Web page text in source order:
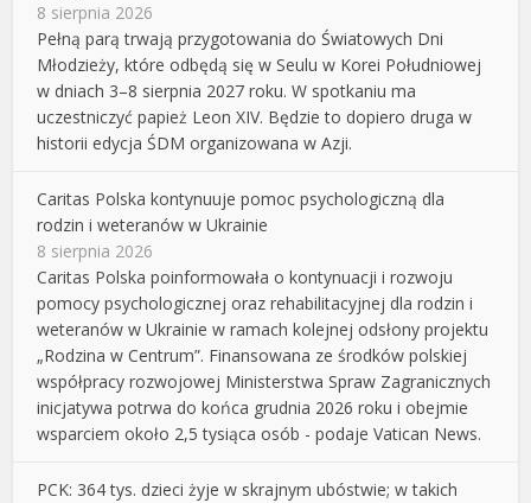
8 sierpnia 2026
Pełną parą trwają przygotowania do Światowych Dni
Młodzieży, które odbędą się w Seulu w Korei Południowej
w dniach 3–8 sierpnia 2027 roku. W spotkaniu ma
uczestniczyć papież Leon XIV. Będzie to dopiero druga w
historii edycja ŚDM organizowana w Azji.
Caritas Polska kontynuuje pomoc psychologiczną dla
rodzin i weteranów w Ukrainie
8 sierpnia 2026
Caritas Polska poinformowała o kontynuacji i rozwoju
pomocy psychologicznej oraz rehabilitacyjnej dla rodzin i
weteranów w Ukrainie w ramach kolejnej odsłony projektu
„Rodzina w Centrum”. Finansowana ze środków polskiej
współpracy rozwojowej Ministerstwa Spraw Zagranicznych
inicjatywa potrwa do końca grudnia 2026 roku i obejmie
wsparciem około 2,5 tysiąca osób - podaje Vatican News.
PCK: 364 tys. dzieci żyje w skrajnym ubóstwie; w takich